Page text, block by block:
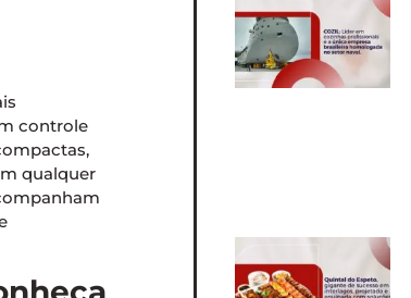
controle
qualquer